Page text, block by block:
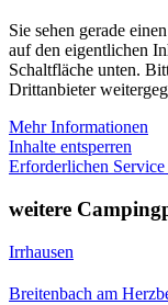
Sie sehen gerade
auf den eigentlichen
Schaltfläche unten.
Drittanbieter
Mehr Informationen
Inhalte entsperren
Erforderlichen
weitere
Irrhausen
Breitenbach am